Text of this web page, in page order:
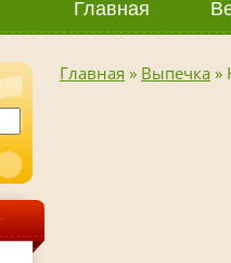
Главная
Главная » Выпечка »